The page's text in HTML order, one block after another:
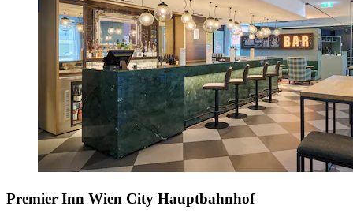
Premier Inn Wien City Hauptbahnhof